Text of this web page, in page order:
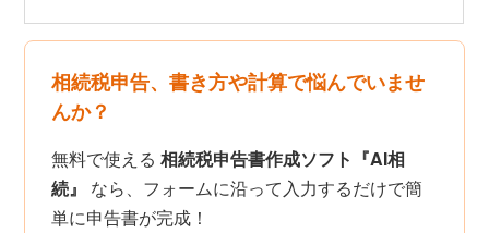
相続税申告、書き方や計算で悩んでいませ
んか？
無料で使える相続税申告書作成ソフト『AI相
続』
なら、フォームに沿って入力するだけで簡
単に申告書が完成！